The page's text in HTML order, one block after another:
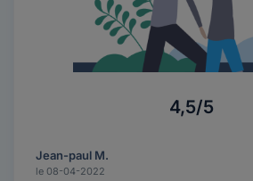
4,5/5
Jean-paul M.
le 08-04-2022